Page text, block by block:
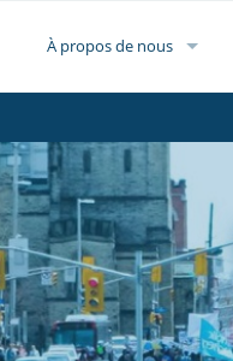
À propos de nous